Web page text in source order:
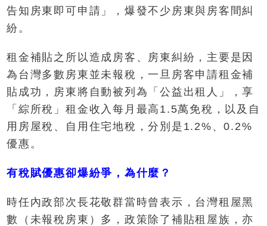
告知房東即可申請」，爆發不少房東與房客間糾
紛。
租金補貼之所以造成房客、房東糾紛，主要是因
為台灣多數房東並未報稅，一旦房客申請租金補
貼成功，房東將自動被列為「公益出租人」，享
「綜所稅」租金收入每月最高1.5萬免稅，以及自
用房屋稅、自用住宅地稅，分別是1.2%、0.2%
優惠。
有稅賦優惠卻爆紛爭，為什麼？
時任內政部次長花敬群當時曾表示，台灣租屋黑
數（未報稅房東）多，政策除了補貼租屋族，亦